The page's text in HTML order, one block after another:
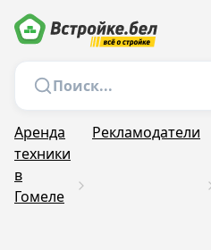
Аренда
техники
в
Гомеле
Рекламодатели